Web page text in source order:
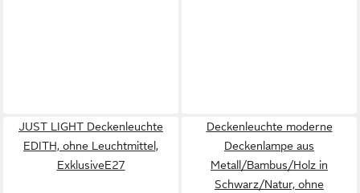
JUST LIGHT Deckenleuchte
EDITH, ohne Leuchtmittel,
ExklusiveE27
Deckenleuchte moderne
Deckenlampe aus
Metall/Bambus/Holz in
Schwarz/Natur, ohne